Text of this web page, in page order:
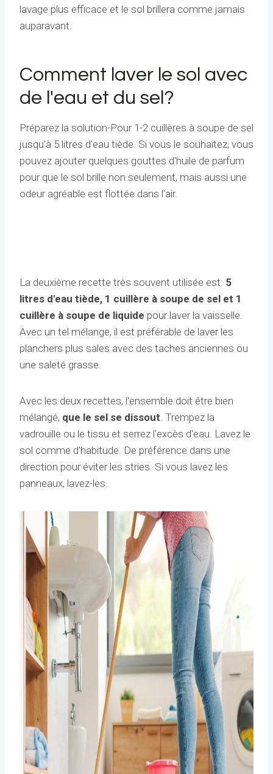
lavage plus efficace et le sol brillera comme jamais
auparavant.
Comment laver le sol avec
de l'eau et du sel?
Préparez la solution-Pour 1-2 cuillères à soupe de sel
jusqu'à 5 litres d'eau tiède. Si vous le souhaitez, vous
pouvez ajouter quelques gouttes d'huile de parfum
pour que le sol brille non seulement, mais aussi une
odeur agréable est flottée dans l'air.
La deuxième recette très souvent utilisée est: 5
litres d'eau tiède, 1 cuillère à soupe de sel et 1
cuillère à soupe de liquide pour laver la vaisselle.
Avec un tel mélange, il est préférable de laver les
planchers plus sales avec des taches anciennes ou
une saleté grasse.
Avec les deux recettes, l'ensemble doit être bien
mélangé, que le sel se dissout. Trempez la
vadrouille ou le tissu et serrez l'excès d'eau. Lavez le
sol comme d'habitude. De préférence dans une
direction pour éviter les stries. Si vous lavez les
panneaux, lavez-les.